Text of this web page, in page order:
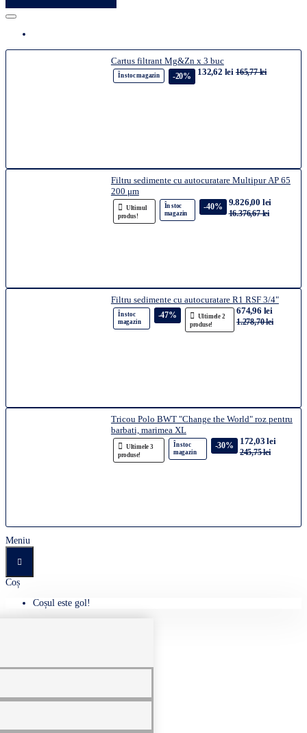
Cartus filtrant Mg&Zn x 3 buc
În stoc magazin -20% 132,62 lei 165,77 lei
Filtru sedimente cu autocuratare Multipur AP 65
200 μm
Ultimul
produs!
În stoc
magazin
-40% 9.826,00 lei
16.376,67 lei
Filtru sedimente cu autocuratare R1 RSF 3/4"
Ultimele 2
produse!
În stoc
magazin
-47% 674,96 lei
1.278,70 lei
Tricou Polo BWT "Change the World" roz pentru
barbati, marimea XL
Ultimele 3
produse!
În stoc
magazin
-30% 172,03 lei
245,75 lei
Meniu
Coș
Coșul este gol!